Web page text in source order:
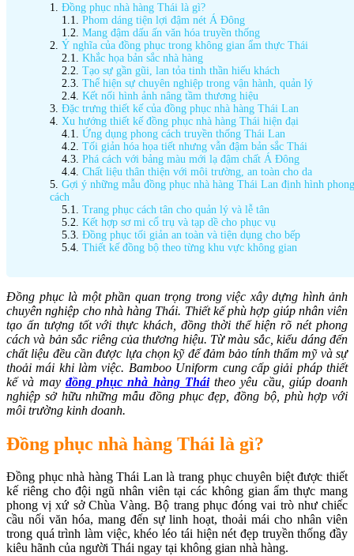
Đồng phục nhà hàng Thái là gì?
Phom dáng tiện lợi đậm nét Á Đông
Mang đậm dấu ấn văn hóa truyền thống
Ý nghĩa của đồng phục trong không gian ẩm thực Thái
Khắc họa bản sắc nhà hàng
Tạo sự gần gũi, lan tỏa tinh thần hiếu khách
Thể hiện sự chuyên nghiệp trong vận hành, quản lý
Kết nối hình ảnh nâng tầm thương hiệu
Đặc trưng thiết kế của đồng phục nhà hàng Thái Lan
Xu hướng thiết kế đồng phục nhà hàng Thái hiện đại
Ứng dụng phong cách truyền thống Thái Lan
Tối giản hóa họa tiết nhưng vẫn đậm bản sắc Thái
Phá cách với bảng màu mới lạ đậm chất Á Đông
Chất liệu thân thiện với môi trường, an toàn cho da
Gợi ý những mẫu đồng phục nhà hàng Thái Lan định hình phong
cách
Trang phục cách tân cho quản lý và lễ tân
Kết hợp sơ mi cổ trụ và tạp dề cho phục vụ
Đồng phục tối giản an toàn và tiện dụng cho bếp
Thiết kế đồng bộ theo từng khu vực không gian
Đồng phục là một phần quan trọng trong việc xây dựng hình ảnh
chuyên nghiệp cho nhà hàng Thái. Thiết kế phù hợp giúp nhân viên
tạo ấn tượng tốt với thực khách, đồng thời thể hiện rõ nét phong
cách và bản sắc riêng của thương hiệu. Từ màu sắc, kiểu dáng đến
chất liệu đều cần được lựa chọn kỹ để đảm bảo tính thẩm mỹ và sự
thoải mái khi làm việc. Bamboo Uniform cung cấp giải pháp thiết
kế và may đồng phục nhà hàng Tháitheo yêu cầu, giúp doanh
nghiệp sở hữu những mẫu đồng phục đẹp, đồng bộ, phù hợp với
môi trường kinh doanh.
Đồng phục nhà hàng Thái là gì?
Đồng phục nhà hàng Thái Lan là trang phục chuyên biệt được thiết
kế riêng cho đội ngũ nhân viên tại các không gian ẩm thực mang
phong vị xứ sở Chùa Vàng. Bộ trang phục đóng vai trò như chiếc
cầu nối văn hóa, mang đến sự linh hoạt, thoải mái cho nhân viên
trong quá trình làm việc, khéo léo tái hiện nét đẹp truyền thống đầy
kiêu hãnh của người Thái ngay tại không gian nhà hàng.